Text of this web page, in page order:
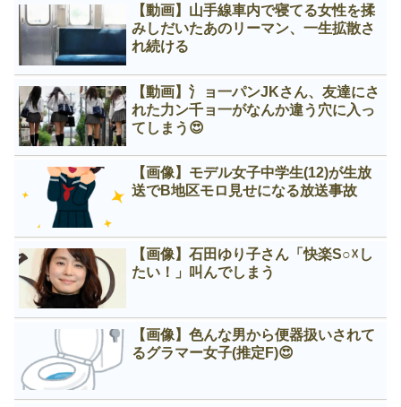
【動画】山手線車内で寝てる女性を揉
みしだいたあのリーマン、一生拡散さ
れ続ける
【動画】氵ョ一パンJKさん、友達にさ
れた力ン千ョ一がなんか違う穴に入っ
てしまう😍
【画像】モデル女子中学生(12)が生放
送でB地区モロ見せになる放送事故
【画像】石田ゆり子さん「快楽S○☓し
たい！」叫んでしまう
【画像】色んな男から便器扱いされて
るグラマー女子(推定F)😍